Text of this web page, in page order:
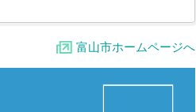
富山市ホームページへ